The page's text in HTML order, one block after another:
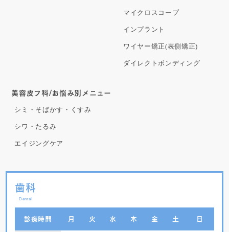
マイクロスコープ
インプラント
ワイヤー矯正(表側矯正)
ダイレクトボンディング
美容皮フ科/お悩み別メニュー
シミ・そばかす・くすみ
シワ・たるみ
エイジングケア
歯科
Dental
診療時間 月 火 水 木 金 土 日